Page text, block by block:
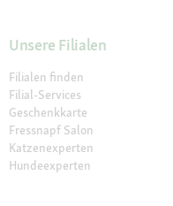
Unsere Filialen
Filialen finden
Filial-Services
Geschenkkarte
Fressnapf Salon
Katzenexperten
Hundeexperten